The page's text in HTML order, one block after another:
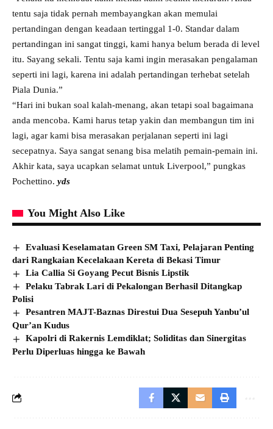
tentu saja tidak pernah membayangkan akan memulai
pertandingan dengan keadaan tertinggal 1-0. Standar dalam
pertandingan ini sangat tinggi, kami hanya belum berada di level
itu. Sayang sekali. Tentu saja kami ingin merasakan pengalaman
seperti ini lagi, karena ini adalah pertandingan terhebat setelah
Piala Dunia.”
“Hari ini bukan soal kalah-menang, akan tetapi soal bagaimana
anda mencoba. Kami harus tetap yakin dan membangun tim ini
lagi, agar kami bisa merasakan perjalanan seperti ini lagi
secepatnya. Saya sangat senang bisa melatih pemain-pemain ini.
Akhir kata, saya ucapkan selamat untuk Liverpool,” pungkas
Pochettino. yds
You Might Also Like
Evaluasi Keselamatan Green SM Taxi, Pelajaran Penting
dari Rangkaian Kecelakaan Kereta di Bekasi Timur
Lia Callia Si Goyang Pecut Bisnis Lipstik
Pelaku Tabrak Lari di Pekalongan Berhasil Ditangkap
Polisi
Pesantren MAJT-Baznas Direstui Dua Sesepuh Yanbu’ul
Qur’an Kudus
Kapolri di Rakernis Lemdiklat; Soliditas dan Sinergitas
Perlu Diperluas hingga ke Bawah